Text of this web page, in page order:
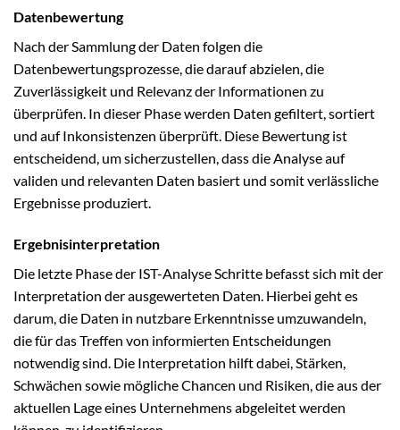
Datenbewertung
Nach der Sammlung der Daten folgen die
Datenbewertungsprozesse, die darauf abzielen, die
Zuverlässigkeit und Relevanz der Informationen zu
überprüfen. In dieser Phase werden Daten gefiltert, sortiert
und auf Inkonsistenzen überprüft. Diese Bewertung ist
entscheidend, um sicherzustellen, dass die Analyse auf
validen und relevanten Daten basiert und somit verlässliche
Ergebnisse produziert.
Ergebnisinterpretation
Die letzte Phase der IST-Analyse Schritte befasst sich mit der
Interpretation der ausgewerteten Daten. Hierbei geht es
darum, die Daten in nutzbare Erkenntnisse umzuwandeln,
die für das Treffen von informierten Entscheidungen
notwendig sind. Die Interpretation hilft dabei, Stärken,
Schwächen sowie mögliche Chancen und Risiken, die aus der
aktuellen Lage eines Unternehmens abgeleitet werden